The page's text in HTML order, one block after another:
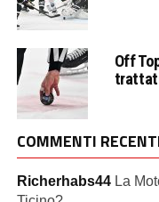
Off
COMMENTI
Richerhabs44 La